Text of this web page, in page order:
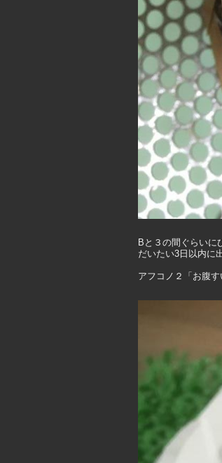
Bと３の間ぐらいに
だいたい3日以内に
アフコノ２「お腹す